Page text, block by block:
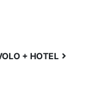
+ HOTEL